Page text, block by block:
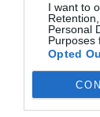
I want to
Personal
Purposes
Opted
µηχανή. Σε
55 lbs
αυτά
απαραίτητη
φύλακα και